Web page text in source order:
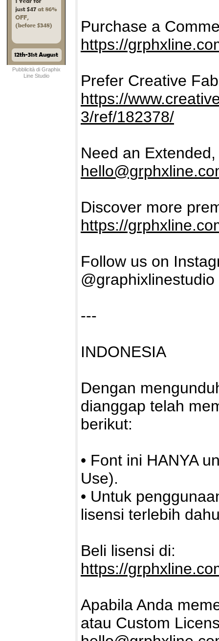
Pubblicità di Graphix
Line Studio
Purchase a
https://
Prefer Creative
https://
3/ref/182378/
Need an
Discover more
https://
Follow us on
@graphixlinestudio
---
INDONESIA
Dengan
dianggap telah
berikut:
• Font ini HANYA
Use).
• Untuk
lisensi terlebih
Beli lisensi di:
https://
Apabila Anda
atau Custom